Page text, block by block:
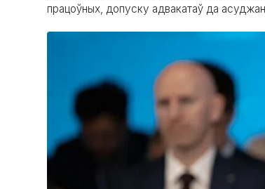
працоўных, допуску адвакатаў да